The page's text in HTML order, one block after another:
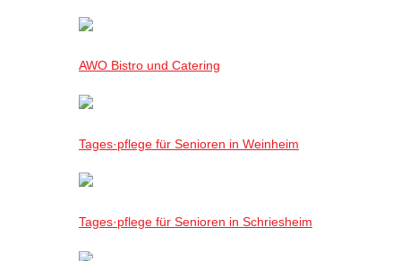
AWO Bistro und Catering
Tages·pflege für Senioren in Weinheim
Tages·pflege für Senioren in Schriesheim